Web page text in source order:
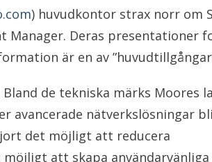
) huvudkontor strax norr om
Manager. Deras presentationer
är en av
de tekniska märks Moores
avancerade nätverkslösningar
det möjligt att reducera
att skapa användarvänliga